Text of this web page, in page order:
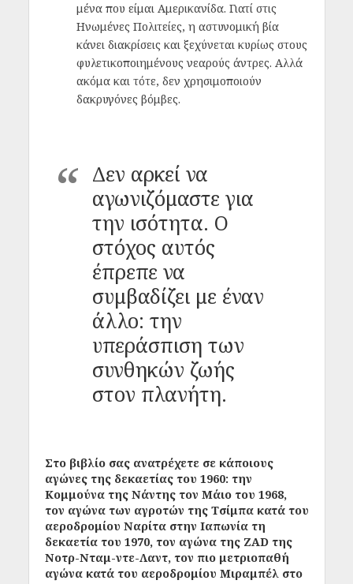
μένα που είμαι Αμερικανίδα. Γιατί στις
Ηνωμένες Πολιτείες, η αστυνομική βία
κάνει διακρίσεις και ξεχύνεται κυρίως στους
φυλετικοποιημένους νεαρούς άντρες. Αλλά
ακόμα και τότε, δεν χρησιμοποιούν
δακρυγόνες βόμβες.
Δεν αρκεί να
αγωνιζόμαστε για
την ισότητα. Ο
στόχος αυτός
έπρεπε να
συμβαδίζει με έναν
άλλο: την
υπεράσπιση των
συνθηκών ζωής
στον πλανήτη.
Στο βιβλίο σας ανατρέχετε σε κάποιους
αγώνες της δεκαετίας του 1960: την
Κομμούνα της Νάντης τον Μάιο του 1968,
τον αγώνα των αγροτών της Τσίμπα κατά του
αεροδρομίου Ναρίτα στην Ιαπωνία τη
δεκαετία του 1970, τον αγώνα της ZAD της
Νοτρ-Νταμ-ντε-Λαντ, τον πιο μετριοπαθή
αγώνα κατά του αεροδρομίου Μιραμπέλ στο